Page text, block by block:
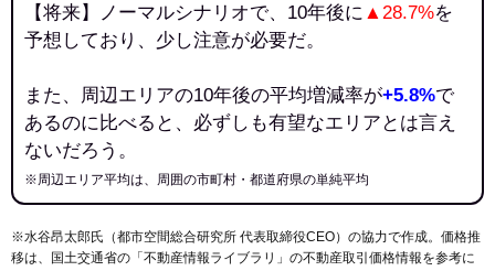
【将来】ノーマルシナリオで、10年後に ▲28.7%を
予想しており、少し注意が必要だ。
また、周辺エリアの10年後の平均増減率が+5.8%で
あるのに比べると、必ずしも有望なエリアとは言え
ないだろう。
※周辺エリア平均は、周囲の市町村・都道府県の単純平均
※水谷昂太郎氏（都市空間総合研究所 代表取締役CEO）の協力で作成。価格推
移は、国土交通省の「 不動産情報ライブラリ 」の不動産取引価格情報を参考に